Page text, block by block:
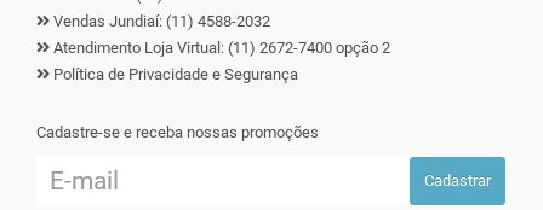
Vendas Jundiaí: (11) 4588-2032
Atendimento Loja Virtual: (11) 2672-7400 opção 2
Política de Privacidade e Segurança
Cadastre-se e receba nossas promoções
Cadastrar